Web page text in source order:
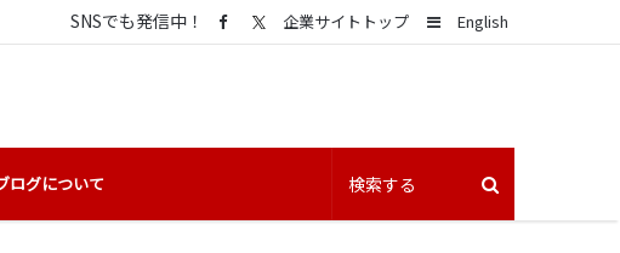
English
Sidebar
企業サイトトップ
SNSでも発信中！
ログについて